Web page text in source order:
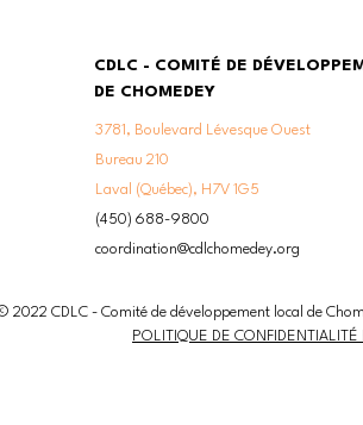
CDLC - COMITÉ DE
DE CHOMEDEY
3781, Boulevard Lévesque Ouest
Bureau 210
Laval (Québec), H7V 1G5
(450) 688-9800
coordination@cdlchomedey.org
2022 CDLC - Comité de développement local de
POLITIQUE DE CONFIDENTIALITÉ